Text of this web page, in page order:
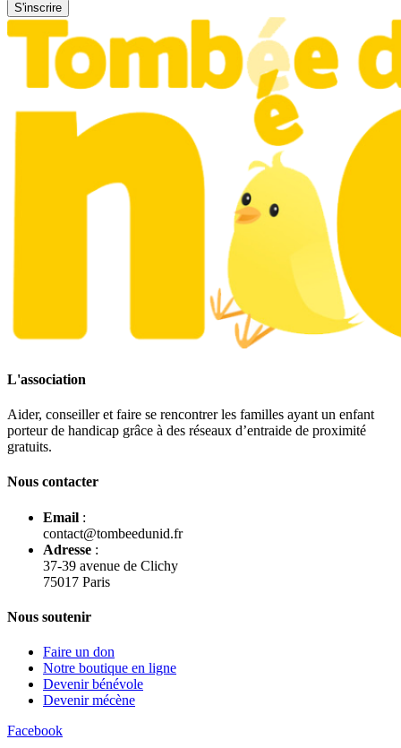
S'inscrire
L'association
Aider, conseiller et faire se rencontrer les familles ayant un enfant
porteur de handicap grâce à des réseaux d’entraide de proximité
gratuits.
Nous contacter
Email :
contact@tombeedunid.fr
Adresse :
37-39 avenue de Clichy
75017 Paris
Nous soutenir
Faire un don
Notre boutique en ligne
Devenir bénévole
Devenir mécène
Facebook